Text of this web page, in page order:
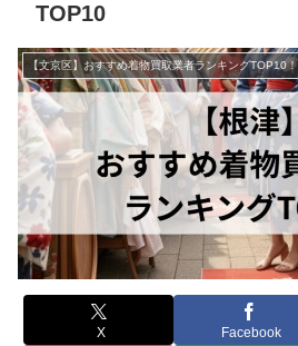
TOP10
【文京区】おすすめ着物買取業者ランキングTOP10！
X Facebook